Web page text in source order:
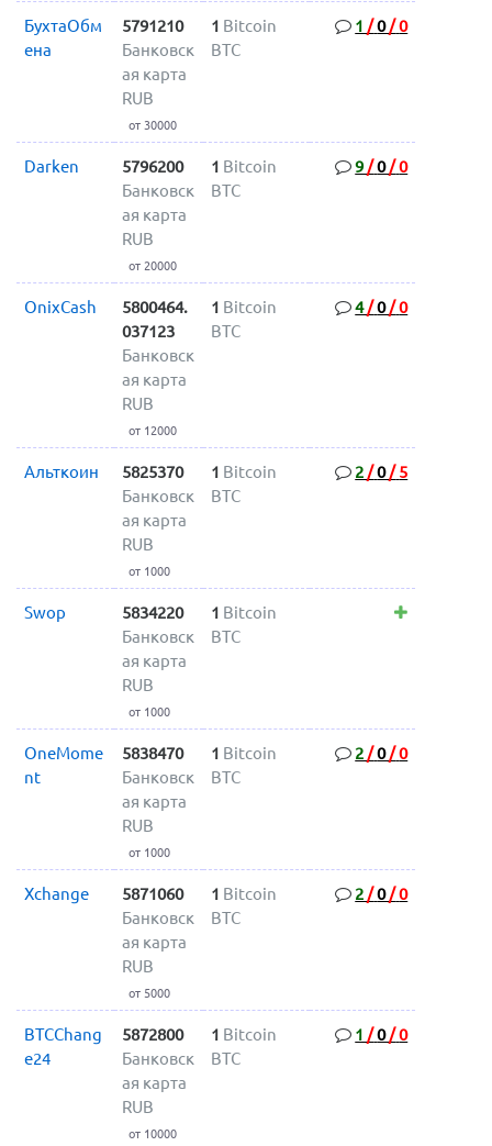
БухтаОбм
ена
5791210
Банковск
ая карта
RUB
от 30000
1 Bitcoin
BTC
1 /0/0
Darken
5796200
Банковск
ая карта
RUB
от 20000
1 Bitcoin
BTC
9 /0/0
OnixCash
5800464.
037123
Банковск
ая карта
RUB
от 12000
1 Bitcoin
BTC
4/0/0
Альткоин
5825370
Банковск
ая карта
RUB
от 1000
1 Bitcoin
BTC
2 /0/ 5
Swop
5834220
Банковск
ая карта
RUB
от 1000
1 Bitcoin
BTC
OneMome
nt
5838470
Банковск
ая карта
RUB
от 1000
1 Bitcoin
BTC
2 /0/0
Xchange
5871060
Банковск
ая карта
RUB
от 5000
1 Bitcoin
BTC
2 /0/0
BTCChang
e24
5872800
Банковск
ая карта
RUB
от 10000
1 Bitcoin
BTC
1 /0/0